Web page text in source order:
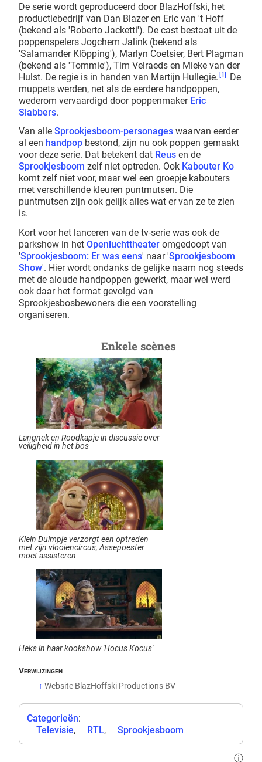
De serie wordt geproduceerd door BlazHoffski, het
productiebedrijf van Dan Blazer en Eric van 't Hoff
(bekend als 'Roberto Jacketti'). De cast bestaat uit de
poppenspelers Jogchem Jalink (bekend als
'Salamander Klöpping'), Marlyn Coetsier, Bert Plagman
(bekend als 'Tommie'), Tim Velraeds en Mieke van der
Hulst. De regie is in handen van Martijn Hullegie. [1]
De
muppets werden, net als de eerdere handpoppen,
wederom vervaardigd door poppenmaker Eric
Slabbers.
Van alle Sprookjesboom-personages waarvan eerder
al een handpop bestond, zijn nu ook poppen gemaakt
voor deze serie. Dat betekent dat Reus en de
Sprookjesboom zelf niet optreden. Ook Kabouter Ko
komt zelf niet voor, maar wel een groepje kabouters
met verschillende kleuren puntmutsen. Die
puntmutsen zijn ook gelijk alles wat er van ze te zien
is.
Kort voor het lanceren van de tv-serie was ook de
parkshow in het Openluchttheater omgedoopt van
'Sprookjesboom: Er was eens' naar 'Sprookjesboom
Show'. Hier wordt ondanks de gelijke naam nog steeds
met de aloude handpoppen gewerkt, maar wel werd
ook daar het format gevolgd van
Sprookjesbosbewoners die een voorstelling
organiseren.
Enkele scènes
Langnek en Roodkapje in discussie over
veiligheid in het bos
Klein Duimpje verzorgt een optreden
met zijn vlooiencircus, Assepoester
moet assisteren
Heks in haar kookshow 'Hocus Kocus'
↑ Website BlazHoffski Productions BV
Categorieën:
Televisie
RTL Sprookjesboom
ⓘ